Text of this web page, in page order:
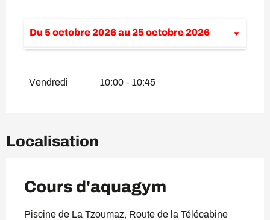
Du 5 octobre 2026au 25 octobre 2026
Vendredi 10:00 - 10:45
Localisation
Cours d'aquagym
Piscine de La Tzoumaz, Route de la Télécabine